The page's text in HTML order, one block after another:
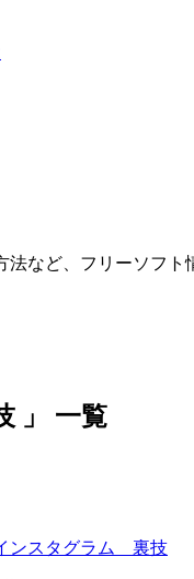
など、 フリーソフト
」 一覧
ンスタグラム 裏技